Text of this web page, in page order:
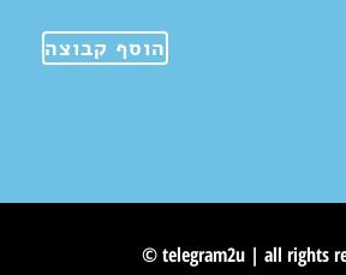
הוסף קבוצה
© telegram2u | all rights